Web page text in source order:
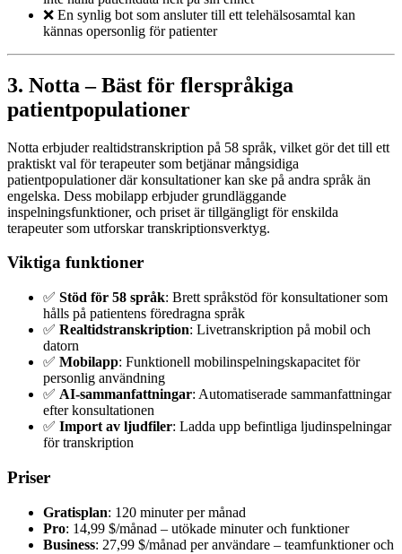
❌ En synlig bot som ansluter till ett telehälsosamtal kan
kännas opersonlig för patienter
3. Notta – Bäst för flerspråkiga
patientpopulationer
Notta erbjuder realtidstranskription på 58 språk, vilket gör det till ett
praktiskt val för terapeuter som betjänar mångsidiga
patientpopulationer där konsultationer kan ske på andra språk än
engelska. Dess mobilapp erbjuder grundläggande
inspelningsfunktioner, och priset är tillgängligt för enskilda
terapeuter som utforskar transkriptionsverktyg.
Viktiga funktioner
✅ Stöd för 58 språk: Brett språkstöd för konsultationer som
hålls på patientens föredragna språk
✅ Realtidstranskription: Livetranskription på mobil och
datorn
✅ Mobilapp: Funktionell mobilinspelningskapacitet för
personlig användning
✅ AI-sammanfattningar: Automatiserade sammanfattningar
efter konsultationen
✅ Import av ljudfiler: Ladda upp befintliga ljudinspelningar
för transkription
Priser
Gratisplan: 120 minuter per månad
Pro: 14,99 $/månad – utökade minuter och funktioner
Business: 27,99 $/månad per användare – teamfunktioner och